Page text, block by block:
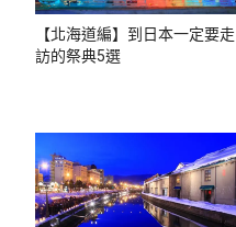
【北海道編】到日本一定要走
訪的祭典5選